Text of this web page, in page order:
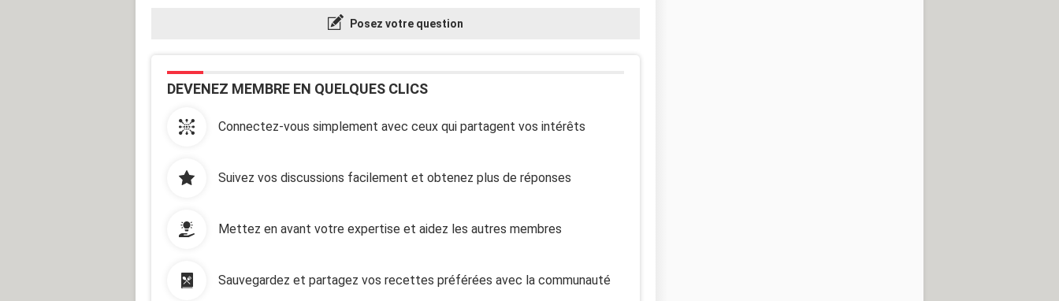
Posez votre question
DEVENEZ MEMBRE EN QUELQUES CLICS
Connectez-vous simplement avec ceux qui partagent vos intérêts
Suivez vos discussions facilement et obtenez plus de réponses
Mettez en avant votre expertise et aidez les autres membres
Sauvegardez et partagez vos recettes préférées avec la communauté